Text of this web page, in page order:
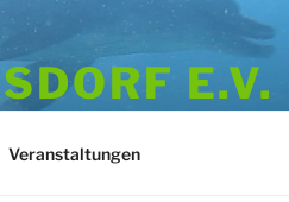
E.V.
Veranstaltungen